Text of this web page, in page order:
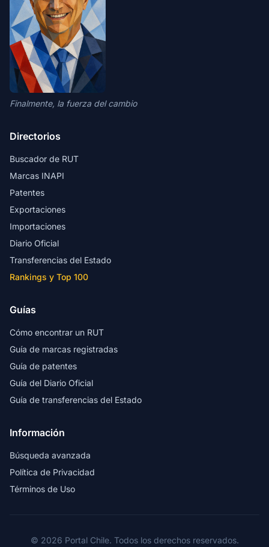
Finalmente, la fuerza del cambio
Directorios
Buscador de RUT
Marcas INAPI
Patentes
Exportaciones
Importaciones
Diario Oficial
Transferencias del Estado
Rankings y Top 100
Guías
Cómo encontrar un RUT
Guía de marcas registradas
Guía de patentes
Guía del Diario Oficial
Guía de transferencias del Estado
Información
Búsqueda avanzada
Política de Privacidad
Términos de Uso
© 2026 Portal Chile. Todos los derechos reservados.